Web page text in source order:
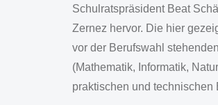
Schulratspräsident Beat
Zernez hervor. Die hier
vor der Berufswahl
(Mathematik, Informatik,
praktischen und technischen